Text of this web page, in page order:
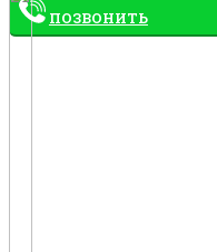
ПОЗВОНИТЬ